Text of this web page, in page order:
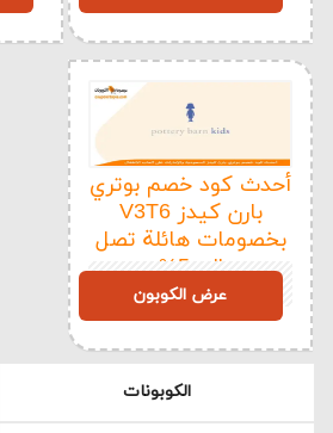
أحدث كود خصم بوتري
بارن كيدز V3T6
بخصومات هائلة تصل
إلى 5%
عرض الكوبون
الكوبونات